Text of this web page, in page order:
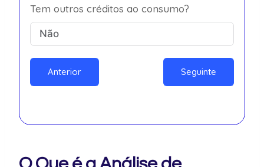
Tem outros créditos ao consumo?
Anterior Seguinte